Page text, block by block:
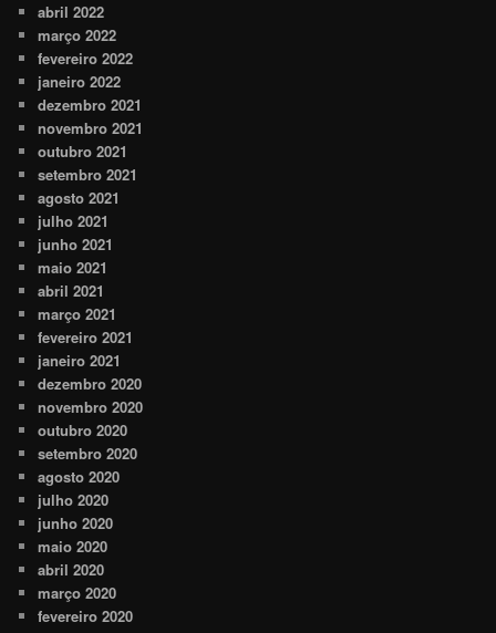
abril 2022
março 2022
fevereiro 2022
janeiro 2022
dezembro 2021
novembro 2021
outubro 2021
setembro 2021
agosto 2021
julho 2021
junho 2021
maio 2021
abril 2021
março 2021
fevereiro 2021
janeiro 2021
dezembro 2020
novembro 2020
outubro 2020
setembro 2020
agosto 2020
julho 2020
junho 2020
maio 2020
abril 2020
março 2020
fevereiro 2020